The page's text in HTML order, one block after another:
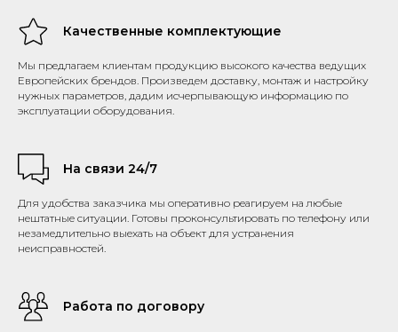
Качественные комплектующие
Мы предлагаем клиентам продукцию высокого качества ведущих
Европейских брендов. Произведем доставку, монтаж и настройку
нужных параметров, дадим исчерпывающую информацию по
эксплуатации оборудования.
На связи 24/7
Для удобства заказчика мы оперативно реагируем на любые
нештатные ситуации. Готовы проконсультировать по телефону или
незамедлительно выехать на объект для устранения
неисправностей.
Работа по договору